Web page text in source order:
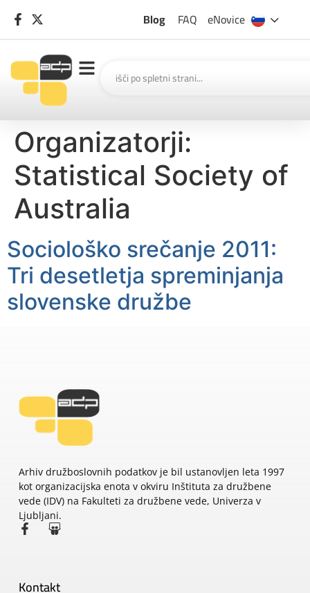
Blog FAQ eNovice
Organizatorji:
Statistical Society of
Australia
Sociološko srečanje 2011:
Tri desetletja spreminjanja
slovenske družbe
Arhiv družboslovnih podatkov je bil ustanovljen leta 1997
kot organizacijska enota v okviru Inštituta za družbene
vede (IDV) na Fakulteti za družbene vede, Univerza v
Ljubljani.
Kontakt